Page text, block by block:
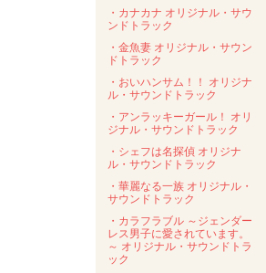
・カナカナ オリジナル・サウ
ンドトラック
・金魚妻 オリジナル・サウン
ドトラック
・おいハンサム！！ オリジナ
ル・サウンドトラック
・アンラッキーガール！ オリ
ジナル・サウンドトラック
・シェフは名探偵 オリジナ
ル・サウンドトラック
・華麗なる一族 オリジナル・
サウンドトラック
・カラフラブル ～ジェンダー
レス男子に愛されています。
～ オリジナル・サウンドトラ
ック